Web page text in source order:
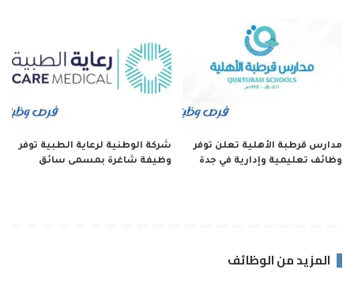
مدارس قرطبة الأهلية تعلن توفر
وظائف تعليمية وإدارية في جدة
شركة الوطنية لرعاية الطبية توفر
وظيفة شاغرة بمسمى سائق
المزيد من الوظائف